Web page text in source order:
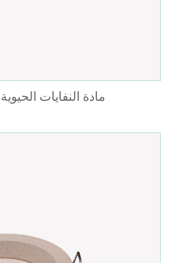
مادة النفايات الحيوية السيد16